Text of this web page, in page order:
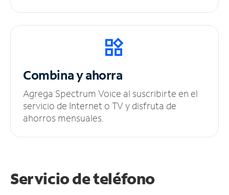
Combina y ahorra
Agrega Spectrum Voice al suscribirte en el
servicio de Internet o TV y disfruta de
ahorros mensuales.
Servicio de teléfono